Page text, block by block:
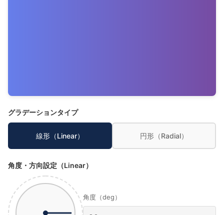
グラデーションタイプ
線形（Linear） 円形（Radial）
角度・方向設定（Linear）
角度（deg）